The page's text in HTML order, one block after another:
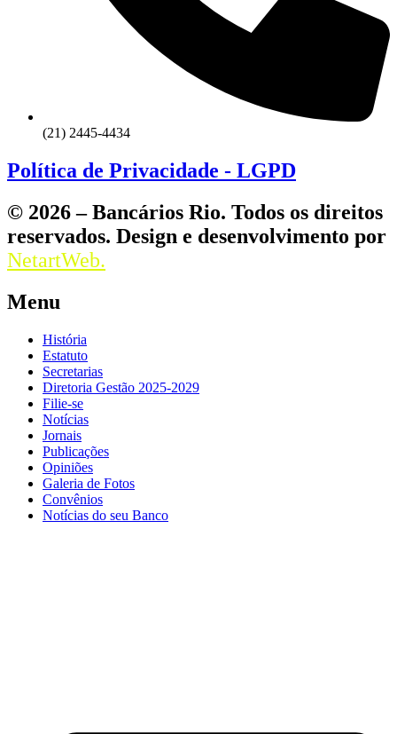
(21) 2445-4434
Política de Privacidade - LGPD
© 2026 – Bancários Rio. Todos os direitos
reservados. Design e desenvolvimento por
NetartWeb.
Menu
História
Estatuto
Secretarias
Diretoria Gestão 2025-2029
Filie-se
Notícias
Jornais
Publicações
Opiniões
Galeria de Fotos
Convênios
Notícias do seu Banco